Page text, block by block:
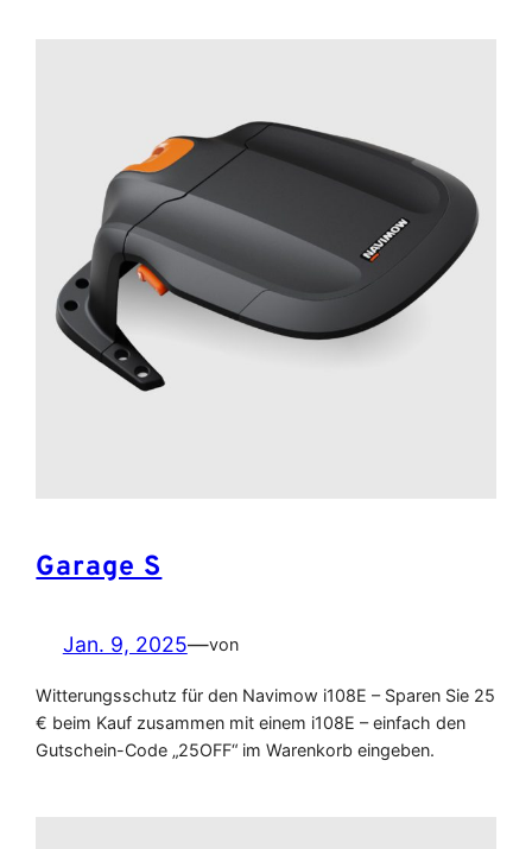
Garage S
Jan. 9, 2025—von
Witterungsschutz für den Navimow i108E – Sparen Sie 25
€ beim Kauf zusammen mit einem i108E – einfach den
Gutschein-Code „25OFF“ im Warenkorb eingeben.